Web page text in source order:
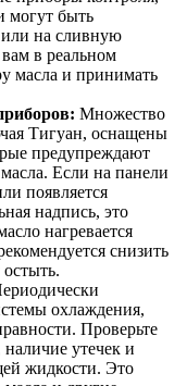
могут быть
на сливную
в реальном
масла и принимать
Множество
Тигуан, оснащены
предупреждают
Если на панели
появляется
надпись, это
нагревается
снизить
остыть.
охлаждения,
Проверьте
наличие утечек и
жидкости. Это